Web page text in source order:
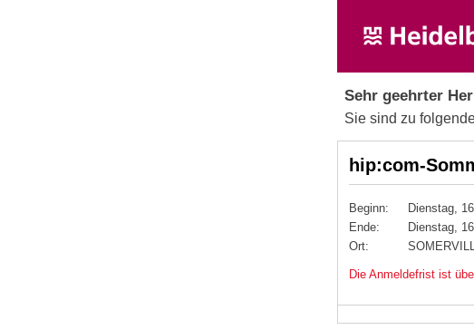
Sehr geehrter
Sie sind zu
hip:com-
Beginn:
Dienstag,
Ende:
Dienstag,
Ort:
Die Anmeldefrist ist